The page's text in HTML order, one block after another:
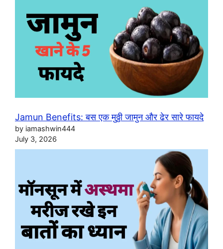
Jamun Benefits: बस एक मुठ्ठी जामुन और ढेर सारे फायदे
by iamashwin444
July 3, 2026